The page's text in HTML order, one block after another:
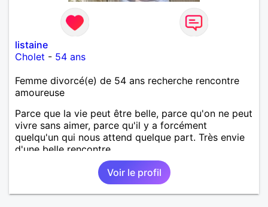
listaine
Cholet - 54 ans
Femme divorcé(e) de 54 ans recherche rencontre
amoureuse
Parce que la vie peut être belle, parce qu'on ne peut
vivre sans aimer, parce qu'il y a forcément
quelqu'un qui nous attend quelque part. Très envie
d'une belle rencontre.
Voir le profil